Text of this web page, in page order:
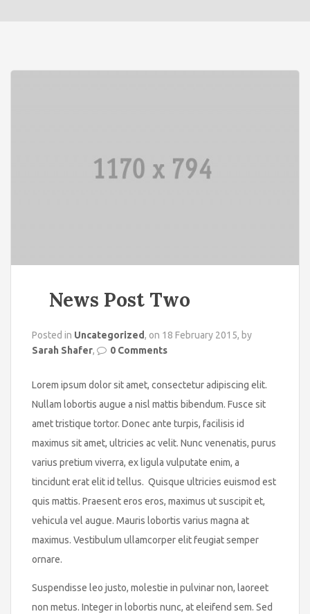
News Post Two
Posted in Uncategorized, on 18 February 2015, by
Sarah Shafer, 0 Comments
Lorem ipsum dolor sit amet, consectetur adipiscing elit.
Nullam lobortis augue a nisl mattis bibendum. Fusce sit
amet tristique tortor. Donec ante turpis, facilisis id
maximus sit amet, ultricies ac velit. Nunc venenatis, purus
varius pretium viverra, ex ligula vulputate enim, a
tincidunt erat elit id tellus. Quisque ultricies euismod est
quis mattis. Praesent eros eros, maximus ut suscipit et,
vehicula vel augue. Mauris lobortis varius magna at
maximus. Vestibulum ullamcorper elit feugiat semper
ornare.
Suspendisse leo justo, molestie in pulvinar non, laoreet
non metus. Integer in lobortis nunc, at eleifend sem. Sed